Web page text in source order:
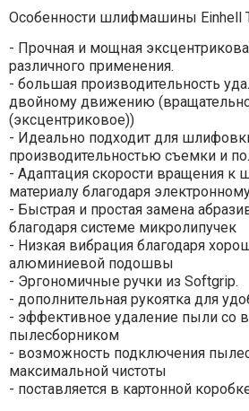
Особенности шлифмашины Einhell
- Прочная и мощная
различного применения.
- большая производительность
двойному движению
(эксцентриковое))
- Идеально подходит для
производительностью съемки и
- Адаптация скорости вращения к
материалу благодаря
- Быстрая и простая замена
благодаря системе микролипучек
- Низкая вибрация благодаря
алюминиевой подошвы
- Эргономичные ручки из Softgrip.
- дополнительная рукоятка для
- эффективное удаление пыли со
пылесборником
- возможность подключения
максимальной чистоты
- поставляется в картонной